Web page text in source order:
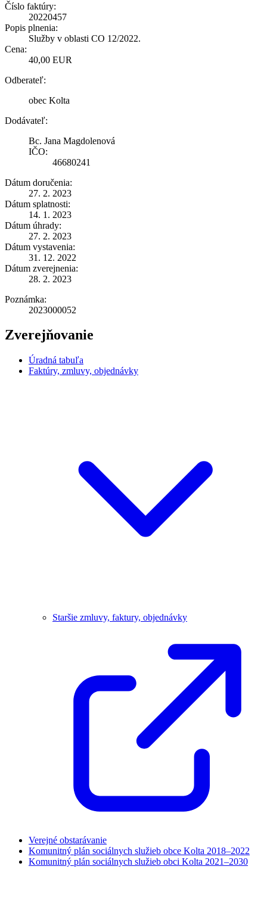
Číslo faktúry:
20220457
Popis plnenia:
Služby v oblasti CO 12/2022.
Cena:
40,00 EUR
Odberateľ:
obec Kolta
Dodávateľ:
Bc. Jana Magdolenová
IČO:
46680241
Dátum doručenia:
27. 2. 2023
Dátum splatnosti:
14. 1. 2023
Dátum úhrady:
27. 2. 2023
Dátum vystavenia:
31. 12. 2022
Dátum zverejnenia:
28. 2. 2023
Poznámka:
2023000052
Zverejňovanie
Úradná tabuľa
Faktúry, zmluvy, objednávky
Staršie zmluvy, faktury, objednávky
Verejné obstarávanie
Komunitný plán sociálnych služieb obce Kolta 2018–2022
Komunitný plán sociálnych služieb obci Kolta 2021–2030